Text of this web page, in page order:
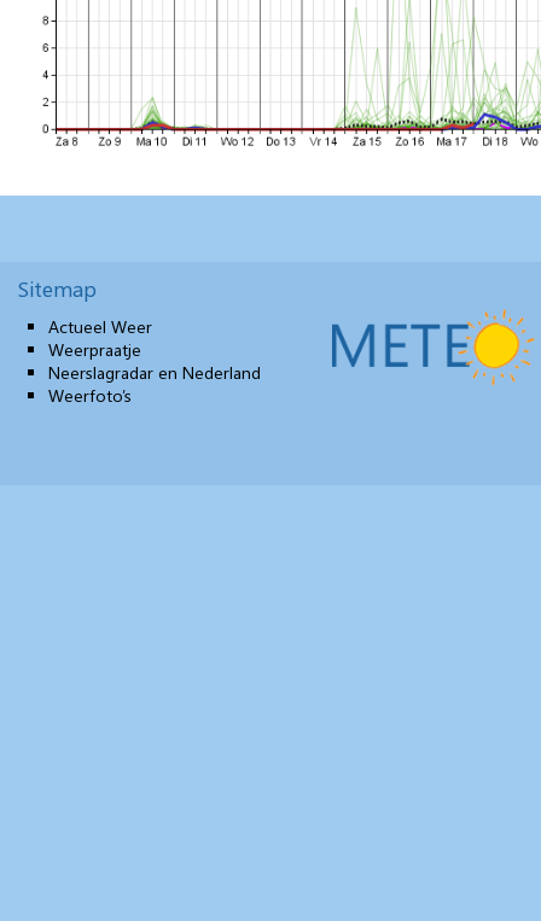
Sitemap
Actueel Weer
Weerpraatje
Neerslagradar en Nederland
Weerfoto’s